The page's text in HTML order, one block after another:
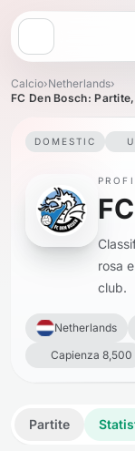
Apri menu
Calcio›Netherlands›
FC Den Bosch:
DOMESTIC
rosa
club.
Netherlands
Capienza 8,500
Partite